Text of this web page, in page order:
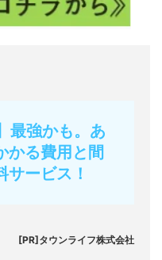
最強かも。あ
かる費用と間
ービス！
[PR]タウンライフ株式会社